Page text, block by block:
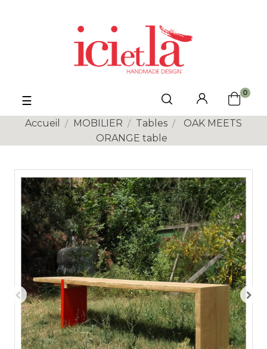
Basculer
la
navigation
☰
0
Accueil MOBILIER Tables
OAK MEETS
ORANGE table